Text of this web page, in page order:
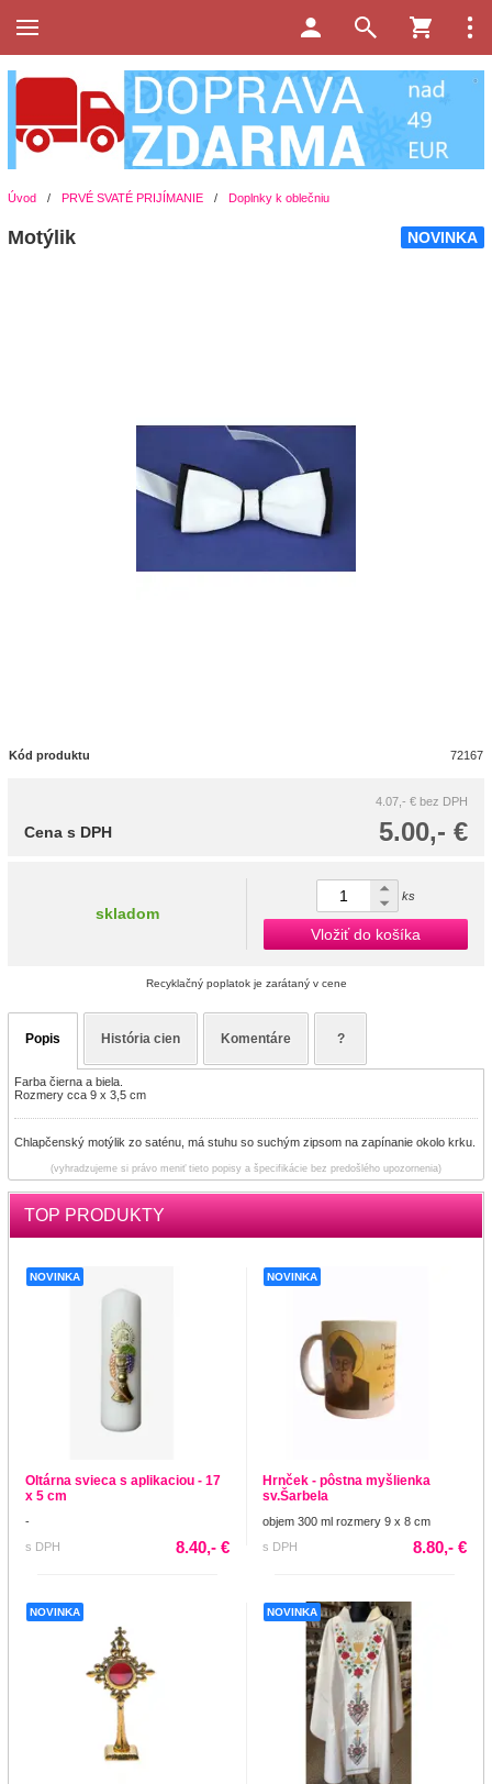
Úvod / PRVÉ SVATÉ PRIJÍMANIE / Doplnky k oblečniu
NOVINKA
Motýlik
Kód produktu 72167
4.07,- € bez DPH
5.00,- €
Cena s DPH
skladom
ks
Vložiť do košíka
Recyklačný poplatok je zarátaný v cene
Popis História cien Komentáre ?
Farba čierna a biela.
Rozmery cca 9 x 3,5 cm
Chlapčenský motýlik zo saténu, má stuhu so suchým zipsom na zapínanie okolo krku.
(vyhradzujeme si právo meniť tieto popisy a špecifikácie bez predošlého upozornenia)
TOP PRODUKTY
NOVINKA
Oltárna svieca s aplikaciou - 17
x 5 cm
-
s DPH
8.40,- €
NOVINKA
Hrnček - pôstna myšlienka
sv.Šarbela
objem 300 ml rozmery 9 x 8 cm
s DPH
8.80,- €
NOVINKA NOVINKA